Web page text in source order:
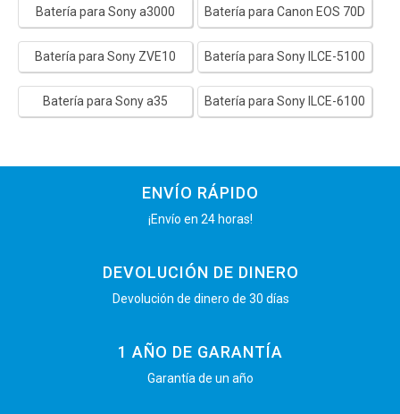
Batería para Sony a3000 Batería para Canon EOS 70D
Batería para Sony ZVE10 Batería para Sony ILCE-5100
Batería para Sony a35 Batería para Sony ILCE-6100
ENVÍO RÁPIDO
¡Envío en 24 horas!
DEVOLUCIÓN DE DINERO
Devolución de dinero de 30 días
1 AÑO DE GARANTÍA
Garantía de un año